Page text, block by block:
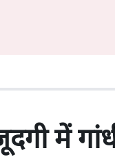
में